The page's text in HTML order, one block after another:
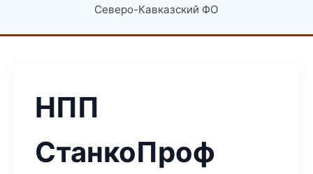
Северо-Кавказский ФО
НПП
СтанкоПроф